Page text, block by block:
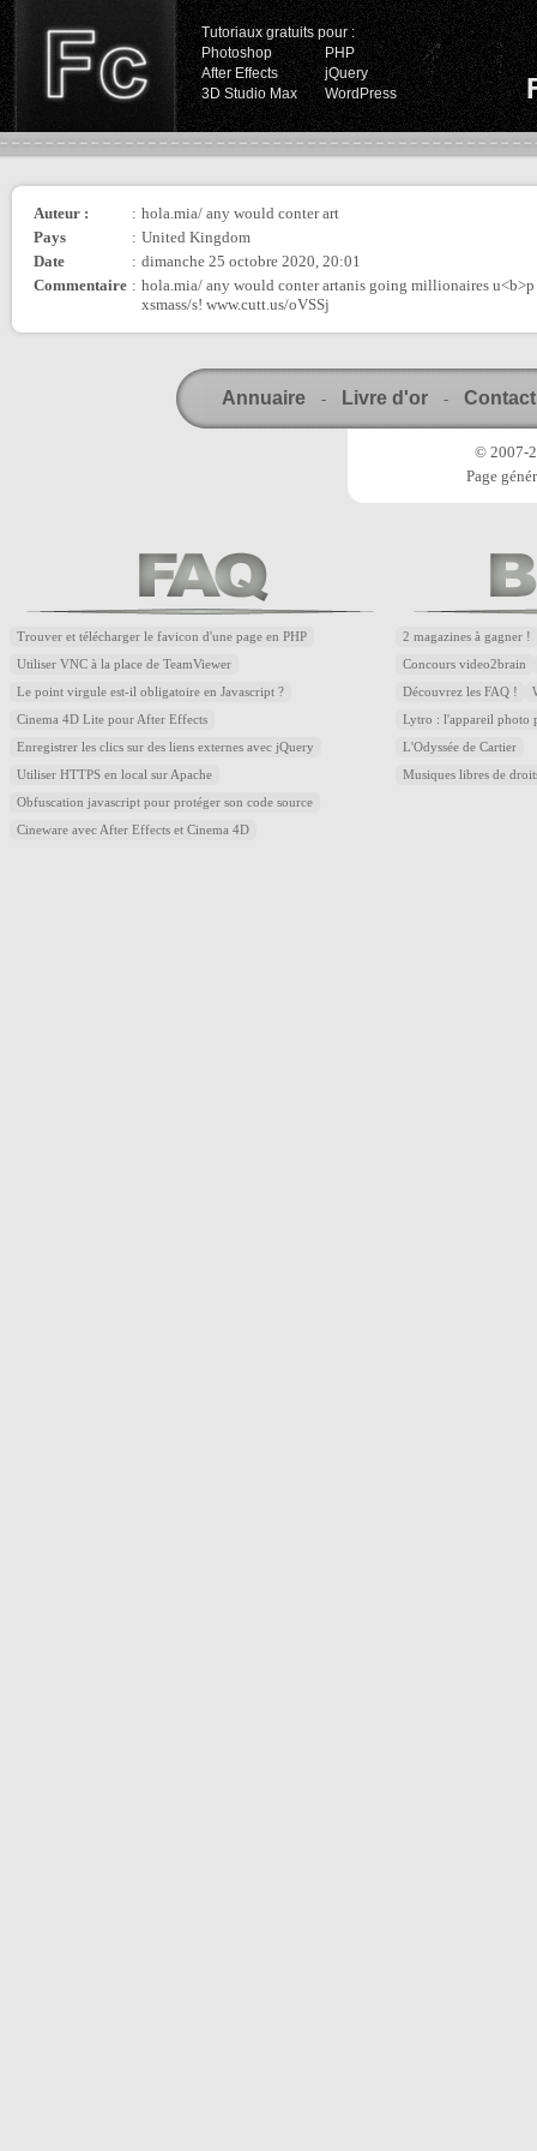
Tutoriaux gratuits pour :
Photoshop
PHP
After Effects
jQuery
3D Studio Max
WordPress
Auteur : : hola.mia/ any would conter art
Pays
: United Kingdom
Date
: dimanche 25 octobre 2020, 20:01
Commentaire : hola.mia/ any would conter artanis going millionaires
xsmass/s! www.cutt.us/oVSSj
Annuaire - Livre d'or - Contact
© 2007-
Page
Trouver et télécharger le favicon d'une page en PHP
Utiliser VNC à la place de TeamViewer
Le point virgule est-il obligatoire en Javascript ?
Cinema 4D Lite pour After Effects
Enregistrer les clics sur des liens externes avec jQuery
Utiliser HTTPS en local sur Apache
Obfuscation javascript pour protéger son code source
Cineware avec After Effects et Cinema 4D
2 magazines à gagner !
Concours video2brain
Découvrez les FAQ !
Lytro : l'appareil photo
L'Odyssée de Cartier
Musiques libres de